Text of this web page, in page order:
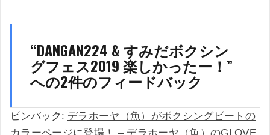
“DANGAN224 & すみだボクシン
グフェス2019 楽しかったー！ ”
への2件のフィードバック
ピンバック: デラホーヤ（魚）がボクシングビートの